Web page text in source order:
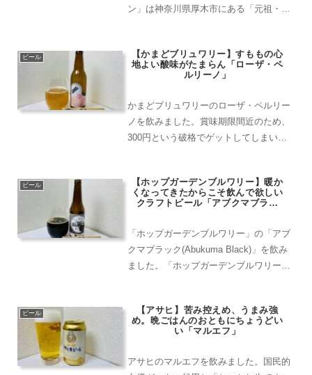
ン」は神奈川県厚木市にある「元祖・地
ープンしました。全20種のビアフライト
ができるのでおススメ...
ビール
【かまどブリュワリー】すももの心
地よい酸味がたまらん「ローザ・ペ
ルリーノ」
かまどブリュワリーのローザ・ペルリー
ノを飲みました。賞味期限間近のため、
300円という破格でゲットしてしまいま
立ち上げたブルワリー。２０２０年に創
業するやいなや、押し...
ビール
【ホップガーデンブルワリー】暖か
くなってきたからこそ飲んで欲しい
クラフトビール「アブクマブラッ
「ホップガーデンブルワリー」の「アブ
クマブラック(Abukuma Black)」を飲み
ました。「ホップガーデンブルワリー」
所。自ら栽培したホップでビールを醸造
しています。...
ビール
【アサヒ】苦み控えめ、うまみ強
め。晩ごはんのおともにちょうどい
い「マルエフ」
アサヒのマルエフを飲みました。国民的